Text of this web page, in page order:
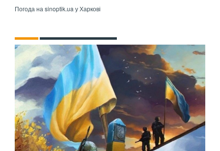
Погода на sinoptik.ua у Харкові